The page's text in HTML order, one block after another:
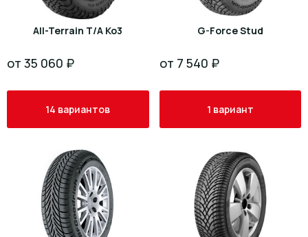
All-Terrain T/A Ko3
от 35 060 ₽
14 вариантов
G-Force Stud
от 7 540 ₽
1 вариант